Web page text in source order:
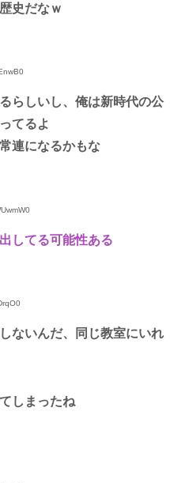
史だなｗ
らしいし、俺は新時代の公
てるよ
連になるかもな
してる可能性ある
ないんだ、同じ教室にいれ
しまったね